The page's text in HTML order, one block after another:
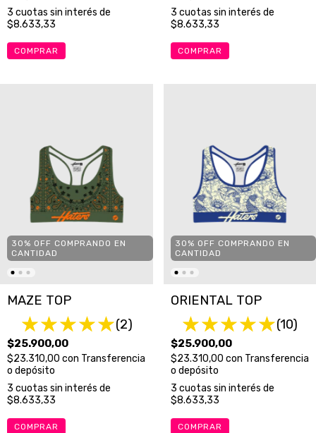
3 cuotas sin interés de
$8.633,33
COMPRAR
3 cuotas sin interés de
$8.633,33
COMPRAR
30% OFF COMPRANDO EN
CANTIDAD
MAZE TOP
(2)
$25.900,00
$23.310,00 con Transferencia
o depósito
3 cuotas sin interés de
$8.633,33
COMPRAR
30% OFF COMPRANDO EN
CANTIDAD
ORIENTAL TOP
(10)
$25.900,00
$23.310,00 con Transferencia
o depósito
3 cuotas sin interés de
$8.633,33
COMPRAR